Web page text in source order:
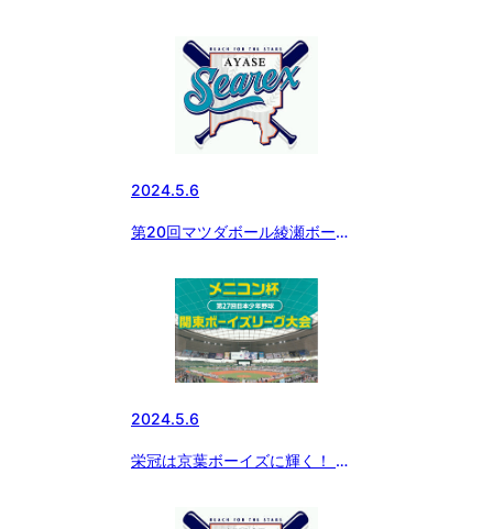
2024.5.6
第20回マツダボール綾瀬ボーイ
2024.5.6
栄冠は京葉ボーイズに輝く！ メ
リーグ最終日の試合結果